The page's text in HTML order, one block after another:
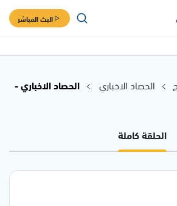
البث المباشر
الحصاد الاخباري
الحصاد الاخباري -
الحلقة كاملة